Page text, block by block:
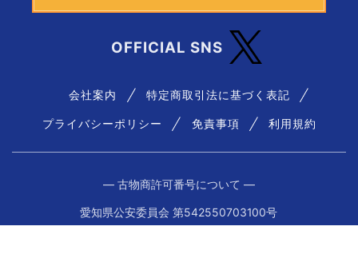
OFFICIAL SNS
会社案内 特定商取引法に基づく表記
プライバシーポリシー 免責事項 利用規約
― 古物商許可番号について ―
愛知県公安委員会 第542550703100号